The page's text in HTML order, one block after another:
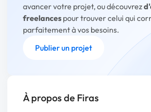
avancer votre projet, ou découvrez
freelances pour trouver celui qui
parfaitement à vos besoins.
Publier un projet
À propos de Firas